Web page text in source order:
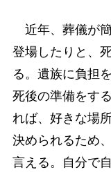
近年、葬儀が
登場したりと、
る。遺族に負担
死後の準備をす
れば、好きな場
決められるため
言える。自分で